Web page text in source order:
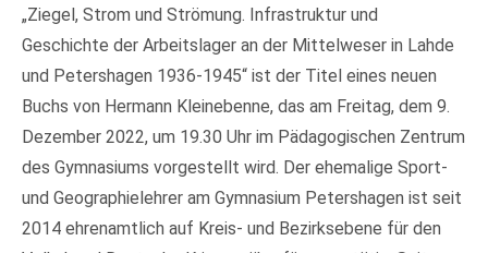
„Ziegel, Strom und Strömung. Infrastruktur und
Geschichte der Arbeitslager an der Mittelweser in Lahde
und Petershagen 1936-1945“ ist der Titel eines neuen
Buchs von Hermann Kleinebenne, das am Freitag, dem 9.
Dezember 2022, um 19.30 Uhr im Pädagogischen Zentrum
des Gymnasiums vorgestellt wird. Der ehemalige Sport-
und Geographielehrer am Gymnasium Petershagen ist seit
2014 ehrenamtlich auf Kreis- und Bezirksebene für den